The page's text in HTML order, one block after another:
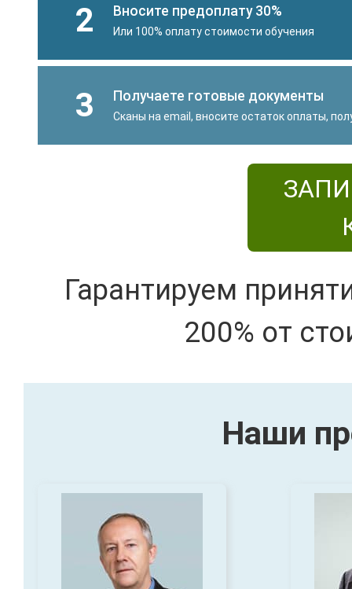
2 Вносите предоплату 30%
Или 100% оплату стоимости обучения
3 Получаете готовые документы
Сканы на email, вносите остаток оплаты,
Гарантируем
200% от
Наши